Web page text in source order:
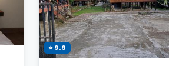
⭐ 9.6